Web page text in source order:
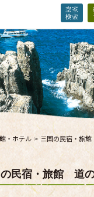
・ホテル > 三国の民宿・旅
民宿・旅館 道